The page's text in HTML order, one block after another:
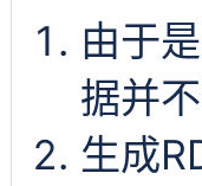
由于
据并
生成